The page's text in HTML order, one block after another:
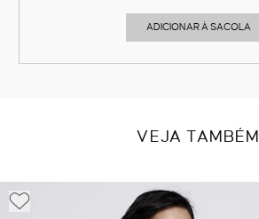
ADICIONAR À SACOLA
VEJA TAMBÉM